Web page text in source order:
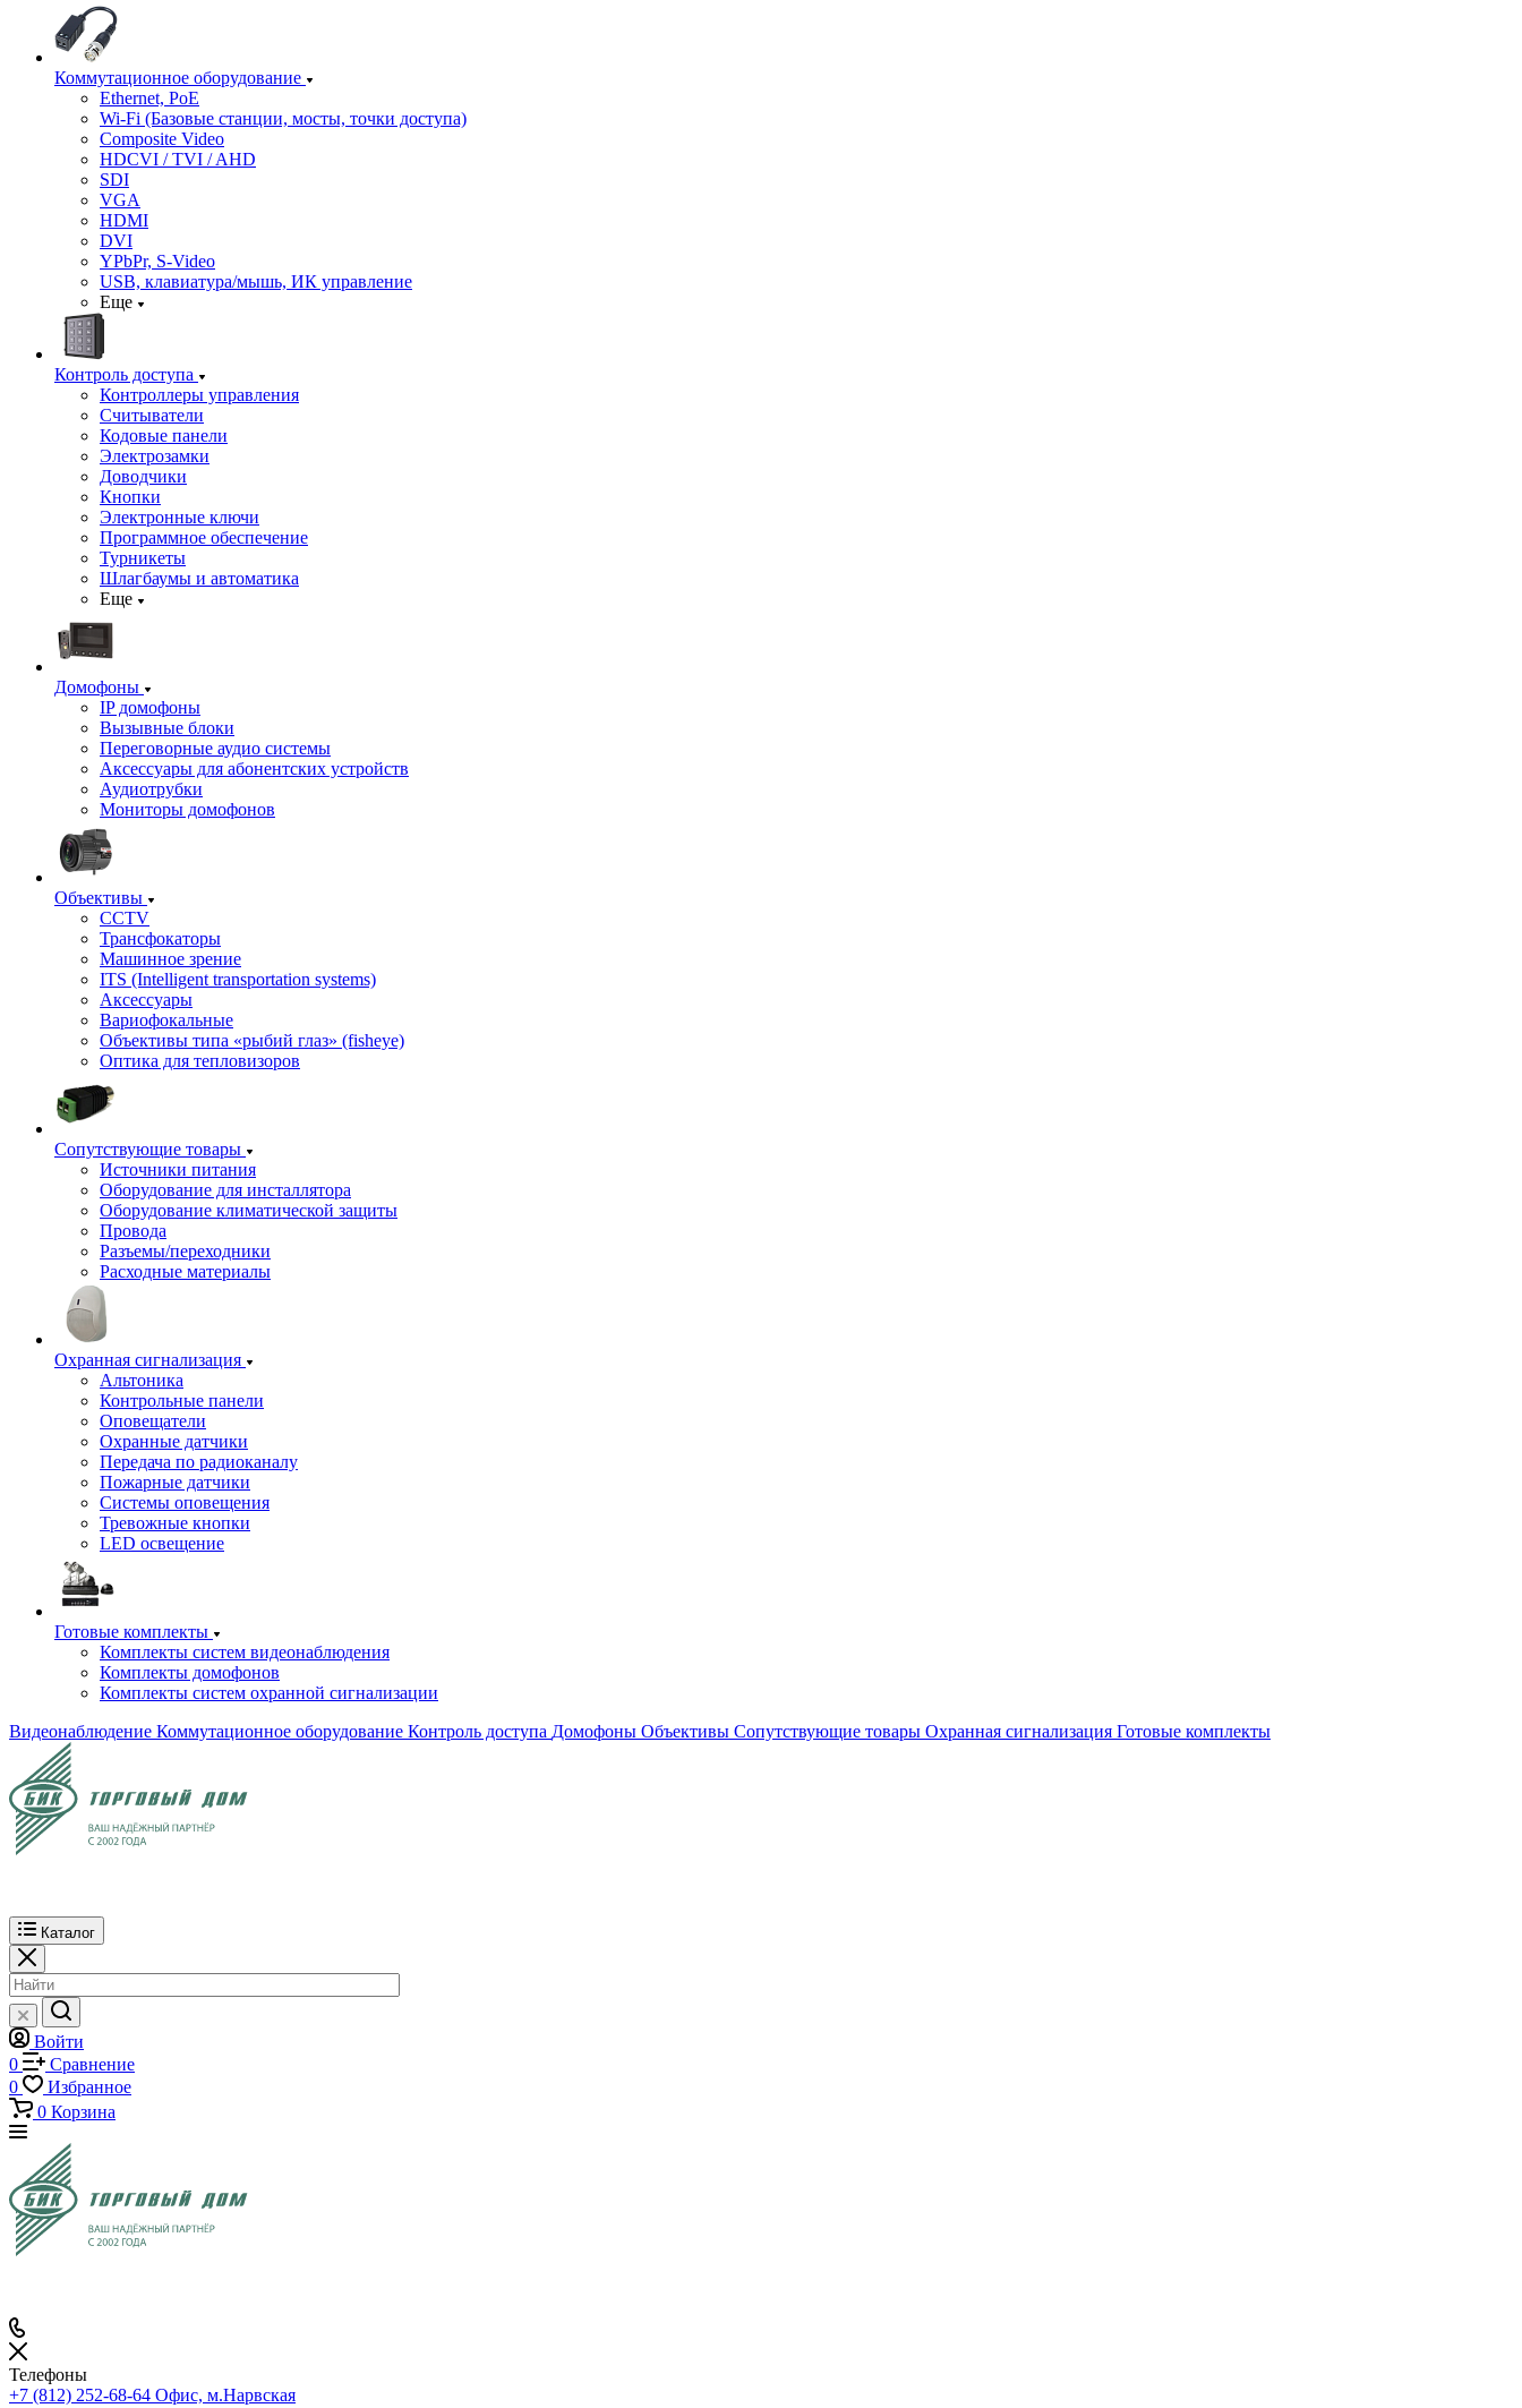
Коммутационное оборудование
Ethernet, PoE
Wi-Fi (Базовые станции, мосты, точки доступа)
Composite Video
HDCVI / TVI / AHD
SDI
VGA
HDMI
DVI
YPbPr, S-Video
USB, клавиатура/мышь, ИК управление
Еще
Контроль доступа
Контроллеры управления
Считыватели
Кодовые панели
Электрозамки
Доводчики
Кнопки
Электронные ключи
Программное обеспечение
Турникеты
Шлагбаумы и автоматика
Еще
Домофоны
IP домофоны
Вызывные блоки
Переговорные аудио системы
Аксессуары для абонентских устройств
Аудиотрубки
Мониторы домофонов
Объективы
CCTV
Трансфокаторы
Машинное зрение
ITS (Intelligent transportation systems)
Аксессуары
Вариофокальные
Объективы типа «рыбий глаз» (fisheye)
Оптика для тепловизоров
Сопутствующие товары
Источники питания
Оборудование для инсталлятора
Оборудование климатической защиты
Провода
Разъемы/переходники
Расходные материалы
Охранная сигнализация
Альтоника
Контрольные панели
Оповещатели
Охранные датчики
Передача по радиоканалу
Пожарные датчики
Системы оповещения
Тревожные кнопки
LED освещение
Готовые комплекты
Комплекты систем видеонаблюдения
Комплекты домофонов
Комплекты систем охранной сигнализации
Видеонаблюдение Коммутационное оборудование Контроль доступа Домофоны Объективы Сопутствующие товары Охранная сигнализация Готовые комплекты
Каталог
Войти
0
Сравнение
0
Избранное
0 Корзина
Телефоны
+7 (812) 252-68-64 Офис, м.Нарвская